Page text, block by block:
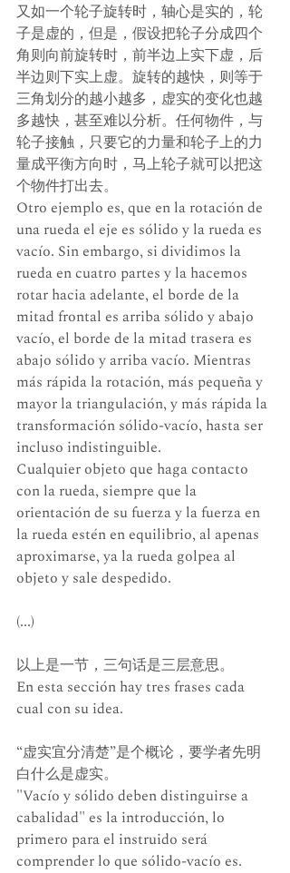
又如一个轮子旋转时，轴心是实的，轮
子是虚的，但是，假设把轮子分成四个
角则向前旋转时，前半边上实下虚，后
半边则下实上虚。旋转的越快，则等于
三角划分的越小越多，虚实的变化也越
多越快，甚至难以分析。任何物件，与
轮子接触，只要它的力量和轮子上的力
量成平衡方向时，马上轮子就可以把这
个物件打出去。
Otro ejemplo es, que en la rotación de
una rueda el eje es sólido y la rueda es
vacío. Sin embargo, si dividimos la
rueda en cuatro partes y la hacemos
rotar hacia adelante, el borde de la
mitad frontal es arriba sólido y abajo
vacío, el borde de la mitad trasera es
abajo sólido y arriba vacío. Mientras
más rápida la rotación, más pequeña y
mayor la triangulación, y más rápida la
transformación sólido-vacío, hasta ser
incluso indistinguible.
Cualquier objeto que haga contacto
con la rueda, siempre que la
orientación de su fuerza y la fuerza en
la rueda estén en equilibrio, al apenas
aproximarse, ya la rueda golpea al
objeto y sale despedido.
(...)
以上是一节，三句话是三层意思。
En esta sección hay tres frases cada
cual con su idea.
“虚实宜分清楚”是个概论，要学者先明
白什么是虚实。
"Vacío y sólido deben distinguirse a
cabalidad" es la introducción, lo
primero para el instruido será
comprender lo que sólido-vacío es.